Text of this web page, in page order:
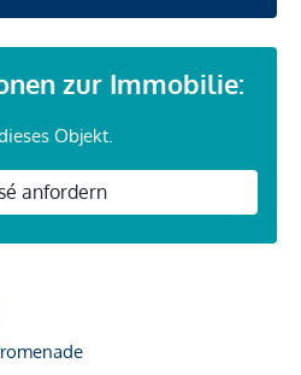
zur Immobilie:
Objekt.
anfordern